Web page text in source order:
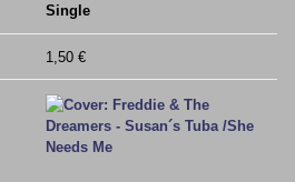
Single
1,50 €